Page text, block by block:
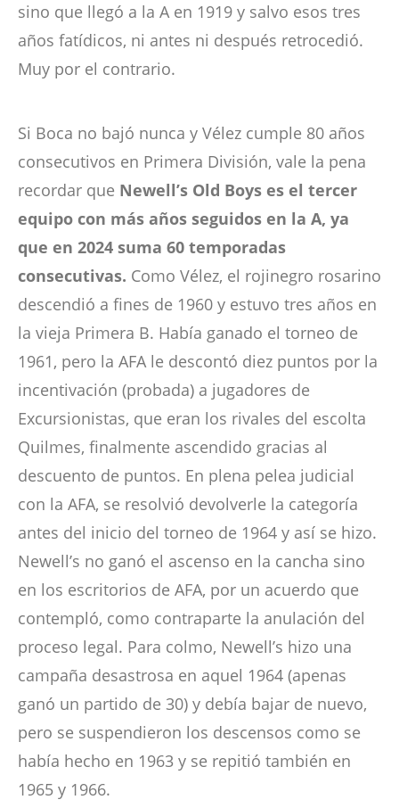
sino que llegó a la A en 1919 y salvo esos tres
años fatídicos, ni antes ni después retrocedió.
Muy por el contrario.
Si Boca no bajó nunca y Vélez cumple 80 años
consecutivos en Primera División, vale la pena
recordar que Newell’s Old Boys es el tercer
equipo con más años seguidos en la A, ya
que en 2024 suma 60 temporadas
consecutivas. Como Vélez, el rojinegro rosarino
descendió a fines de 1960 y estuvo tres años en
la vieja Primera B. Había ganado el torneo de
1961, pero la AFA le descontó diez puntos por la
incentivación (probada) a jugadores de
Excursionistas, que eran los rivales del escolta
Quilmes, finalmente ascendido gracias al
descuento de puntos. En plena pelea judicial
con la AFA, se resolvió devolverle la categoría
antes del inicio del torneo de 1964 y así se hizo.
Newell’s no ganó el ascenso en la cancha sino
en los escritorios de AFA, por un acuerdo que
contempló, como contraparte la anulación del
proceso legal. Para colmo, Newell’s hizo una
campaña desastrosa en aquel 1964 (apenas
ganó un partido de 30) y debía bajar de nuevo,
pero se suspendieron los descensos como se
había hecho en 1963 y se repitió también en
1965 y 1966.